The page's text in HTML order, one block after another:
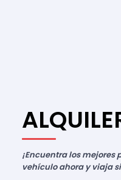
¡Encuentra los mejores
vehículo ahora y viaja